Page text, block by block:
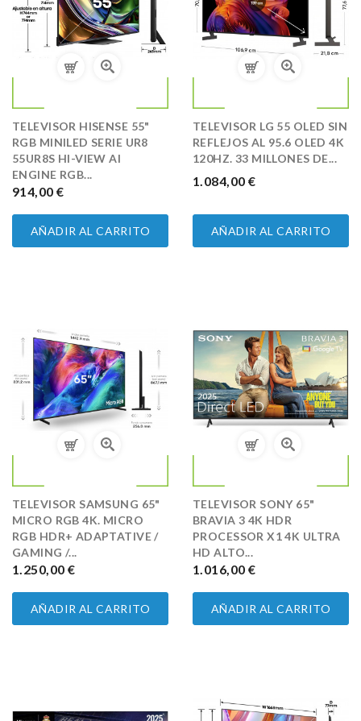
TELEVISOR HISENSE 55"
RGB MINILED SERIE UR8
55UR8S HI-VIEW AI
ENGINE RGB...
PRECIO
914,00 €
AÑADIR AL CARRITO
TELEVISOR LG 55 OLED SIN
REFLEJOS AL 95.6 OLED 4K
120HZ. 33 MILLONES DE...
PRECIO
1.084,00 €
AÑADIR AL CARRITO
TELEVISOR SAMSUNG 65"
MICRO RGB 4K. MICRO
RGB HDR+ ADAPTATIVE /
GAMING /...
PRECIO
1.250,00 €
AÑADIR AL CARRITO
TELEVISOR SONY 65"
BRAVIA 3 4K HDR
PROCESSOR X1 4K ULTRA
HD ALTO...
PRECIO
1.016,00 €
AÑADIR AL CARRITO